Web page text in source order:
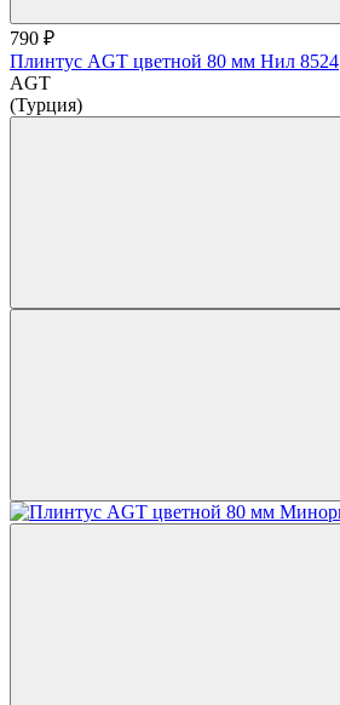
790 ₽
Плинтус AGT цветной 80 мм Нил 8524
AGT
(Турция)